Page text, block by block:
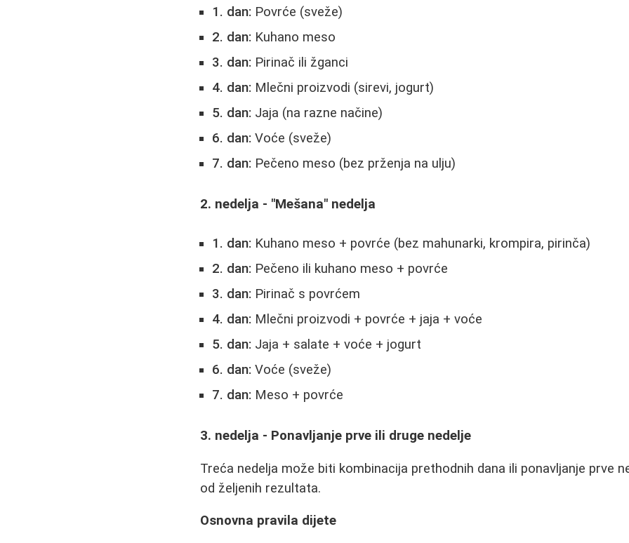
1. dan: Povrće (sveže)
2. dan: Kuhano meso
3. dan: Pirinač ili žganci
4. dan: Mlečni proizvodi (sirevi, jogurt)
5. dan: Jaja (na razne načine)
6. dan: Voće (sveže)
7. dan: Pečeno meso (bez prženja na ulju)
2. nedelja - "Mešana" nedelja
1. dan: Kuhano meso + povrće (bez mahunarki, krompira, pirinča)
2. dan: Pečeno ili kuhano meso + povrće
3. dan: Pirinač s povrćem
4. dan: Mlečni proizvodi + povrće + jaja + voće
5. dan: Jaja + salate + voće + jogurt
6. dan: Voće (sveže)
7. dan: Meso + povrće
3. nedelja - Ponavljanje prve ili druge nedelje
Treća nedelja može biti kombinacija prethodnih dana ili ponavljanje prve
od željenih rezultata.
Osnovna pravila dijete